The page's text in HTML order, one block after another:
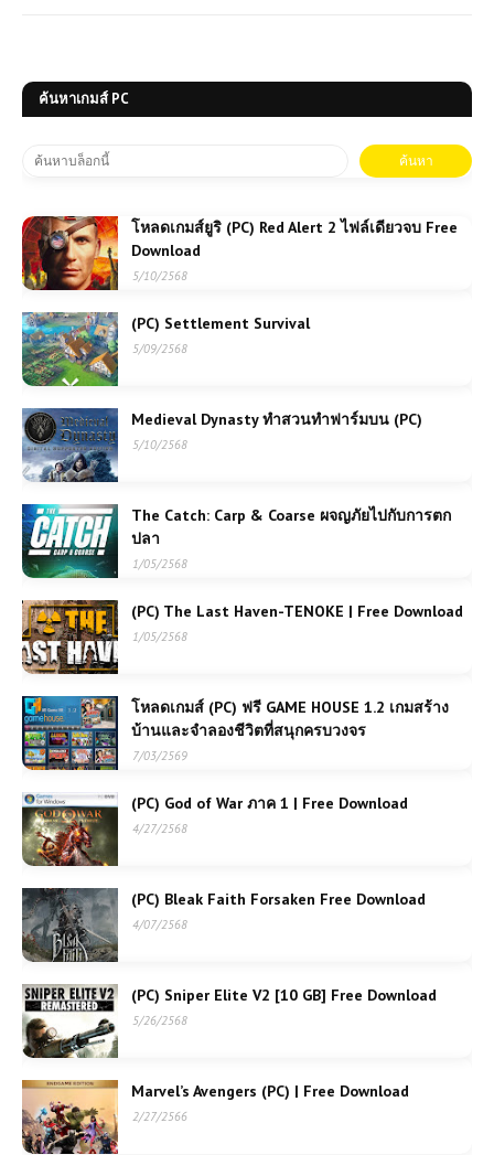
ค้นหาเกมส์ PC
โหลดเกมส์ยูริ (PC) Red Alert 2 ไฟล์เดียวจบ Free
Download
5/10/2568
(PC) Settlement Survival
5/09/2568
Medieval Dynasty ทำสวนทำฟาร์มบน (PC)
5/10/2568
The Catch: Carp & Coarse ผจญภัยไปกับการตก
ปลา
1/05/2568
(PC) The Last Haven-TENOKE | Free Download
1/05/2568
โหลดเกมส์ (PC) ฟรี GAME HOUSE 1.2 เกมสร้าง
บ้านและจำลองชีวิตที่สนุกครบวงจร
7/03/2569
(PC) God of War ภาค 1 | Free Download
4/27/2568
(PC) Bleak Faith Forsaken Free Download
4/07/2568
(PC) Sniper Elite V2 [10 GB] Free Download
5/26/2568
Marvel’s Avengers (PC) | Free Download
2/27/2566